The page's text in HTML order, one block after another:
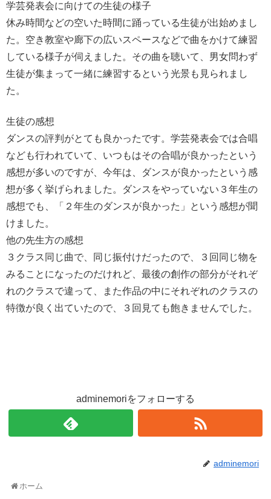
学芸発表会に向けての生徒の様子
休み時間などの空いた時間に踊っている生徒が出始めまし
た。空き教室や廊下の広いスペースなどで曲をかけて練習
している様子が伺えました。その曲を聴いて、男女問わず
生徒が集まって一緒に練習するという光景も見られまし
た。
生徒の感想
ダンスの評判がとても良かったです。学芸発表会では合唱
なども行われていて、いつもはその合唱が良かったという
感想が多いのですが、今年は、ダンスが良かったという感
想が多く挙げられました。ダンスをやっていない３年生の
感想でも、「２年生のダンスが良かった」という感想が聞
けました。
他の先生方の感想
３クラス同じ曲で、同じ振付けだったので、３回同じ物を
みることになったのだけれど、最後の創作の部分がそれぞ
れのクラスで違って、また作品の中にそれぞれのクラスの
特徴が良く出ていたので、３回見ても飽きませんでした。
adminemoriをフォローする
adminemori
ホーム